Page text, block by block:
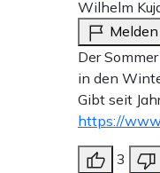
Wilhelm
Melden
Der
in den
Gibt seit
https://
3